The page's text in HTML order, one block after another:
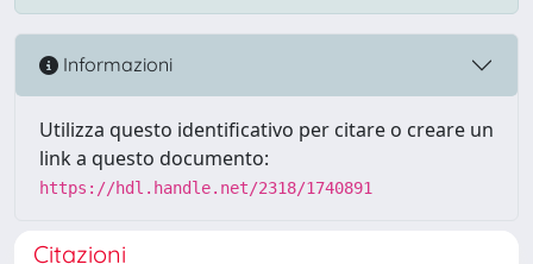
Informazioni
Utilizza questo identificativo per citare o creare un
link a questo documento:
https://hdl.handle.net/2318/1740891
Citazioni